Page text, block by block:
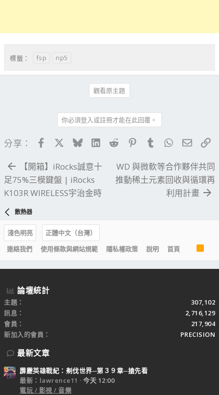
標籤： fsp np5
觀看原主題
你必須登入或註冊才能在此回覆。
分享： FacebookBlueskyLinkedIn
Reddit PinterestTumblrWhatsApp
電子
【開箱】iRocks誠意十
足75%三模鍵盤 | iRocks
K103R WIRELESS宇治金時
WD 與微軟等合作夥伴共同
推動稀土元素回收與循環再
利用計畫
散熱器
淺色明亮
正體中文（台灣）
連絡我們
使用條款與網站規範 隱私權政策 說明 首頁
S
論壇統計
主題
307,102
訊息
2,716,129
會員
217,904
新加入的會員
PRECISION
最新文章
霹靂英雄戰紀：刜伐世界─第３９章─搶先看
最新：lawrence11
今天 12:00
電玩 / 影視 / 音樂